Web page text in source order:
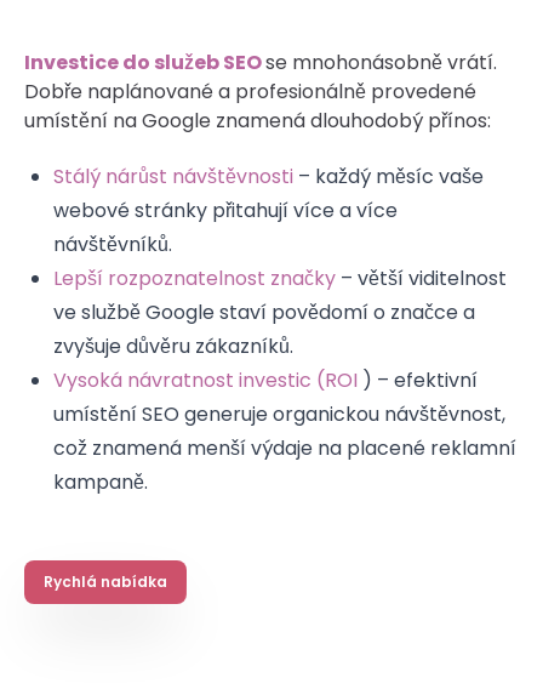
Investice do služeb SEOse mnohonásobně vrátí.
Dobře naplánované a profesionálně provedené
umístění na Google znamená dlouhodobý přínos:
Stálý nárůst návštěvnosti – každý měsíc vaše
webové stránky přitahují více a více
návštěvníků.
Lepší rozpoznatelnost značky – větší viditelnost
ve službě Google staví povědomí o značce a
zvyšuje důvěru zákazníků.
Vysoká návratnost investic (ROI ) – efektivní
umístění SEO generuje organickou návštěvnost,
což znamená menší výdaje na placené reklamní
kampaně.
Rychlá nabídka